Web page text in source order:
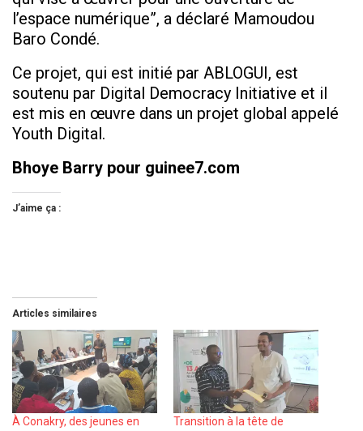
l’espace numérique”, a déclaré Mamoudou
Baro Condé.
Ce projet, qui est initié par ABLOGUI, est
soutenu par Digital Democracy Initiative et il
est mis en œuvre dans un projet global appelé
Youth Digital.
Bhoye Barry pour guinee7.com
J’aime ça :
Articles similaires
À Conakry, des jeunes en
Transition à la tête de